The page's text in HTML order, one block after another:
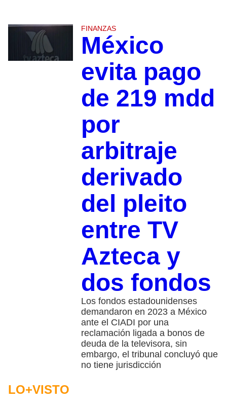
FINANZAS
México
evita pago
de 219 mdd
por
arbitraje
derivado
del pleito
entre TV
Azteca y
dos fondos
Los fondos estadounidenses
demandaron en 2023 a México
ante el CIADI por una
reclamación ligada a bonos de
deuda de la televisora, sin
embargo, el tribunal concluyó que
no tiene jurisdicción
LO+VISTO